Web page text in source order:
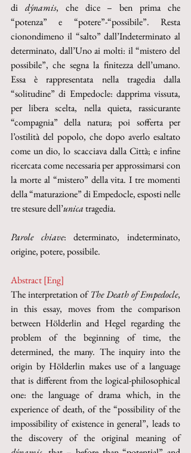
di dýnamis, che dice – ben prima che
“potenza” e “potere”-“possibile”. Resta
cionondimeno il “salto” dall’Indeterminato al
determinato, dall’Uno ai molti: il “mistero del
possibile”, che segna la finitezza dell’umano.
Essa è rappresentata nella tragedia dalla
“solitudine” di Empedocle: dapprima vissuta,
per libera scelta, nella quieta, rassicurante
“compagnia” della natura; poi sofferta per
l’ostilità del popolo, che dopo averlo esaltato
come un dio, lo scacciava dalla Città; e infine
ricercata come necessaria per approssimarsi con
la morte al “mistero” della vita. I tre momenti
della “maturazione” di Empedocle, esposti nelle
tre stesure dell’unica tragedia.
Parole chiave: determinato, indeterminato,
origine, potere, possibile.
Abstract [Eng]
The interpretation of The Death of Empedocle,
in this essay, moves from the comparison
between Hölderlin and Hegel regarding the
problem of the beginning of time, the
determined, the many. The inquiry into the
origin by Hölderlin makes use of a language
that is different from the logical-philosophical
one: the language of drama which, in the
experience of death, of the “possibility of the
impossibility of existence in general”, leads to
the discovery of the original meaning of